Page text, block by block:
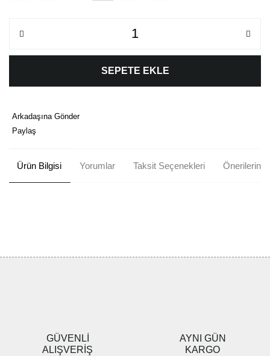
SEPETE EKLE
Arkadaşına Gönder
Paylaş
Ürün Bilgisi Yorumlar Taksit Seçenekleri Önerileriniz
Ürün fiyatı diğer sitelerden daha pahalı.
Bu ürüne benzer farklı alternatifler olmalı.
GÜVENLİ
ALIŞVERİŞ
AYNI GÜN
KARGO